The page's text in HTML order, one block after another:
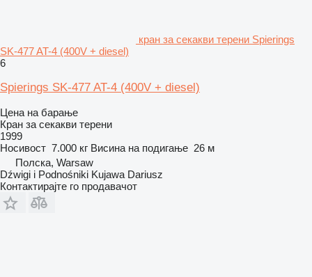
кран за секакви терени Spierings
SK-477 AT-4 (400V + diesel)
6
Spierings SK-477 AT-4 (400V + diesel)
Цена на барање
Кран за секакви терени
1999
Носивост 7.000 кг Висина на подигање 26 м
Полска, Warsaw
Dźwigi i Podnośniki Kujawa Dariusz
Контактирајте го продавачот